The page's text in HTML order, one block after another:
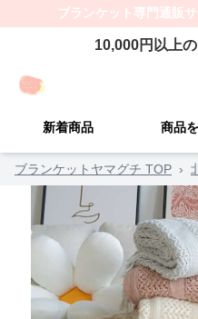
ブランケット 専門通販
10,000円以上
新着商品 商品
ブランケットヤマグチ TOP ›